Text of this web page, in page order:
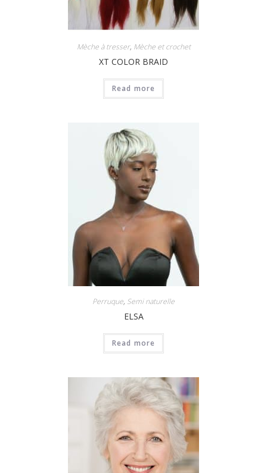
Mèche à tresser, Mèche et crochet
XT COLOR BRAID
Read more
Perruque, Semi naturelle
ELSA
Read more